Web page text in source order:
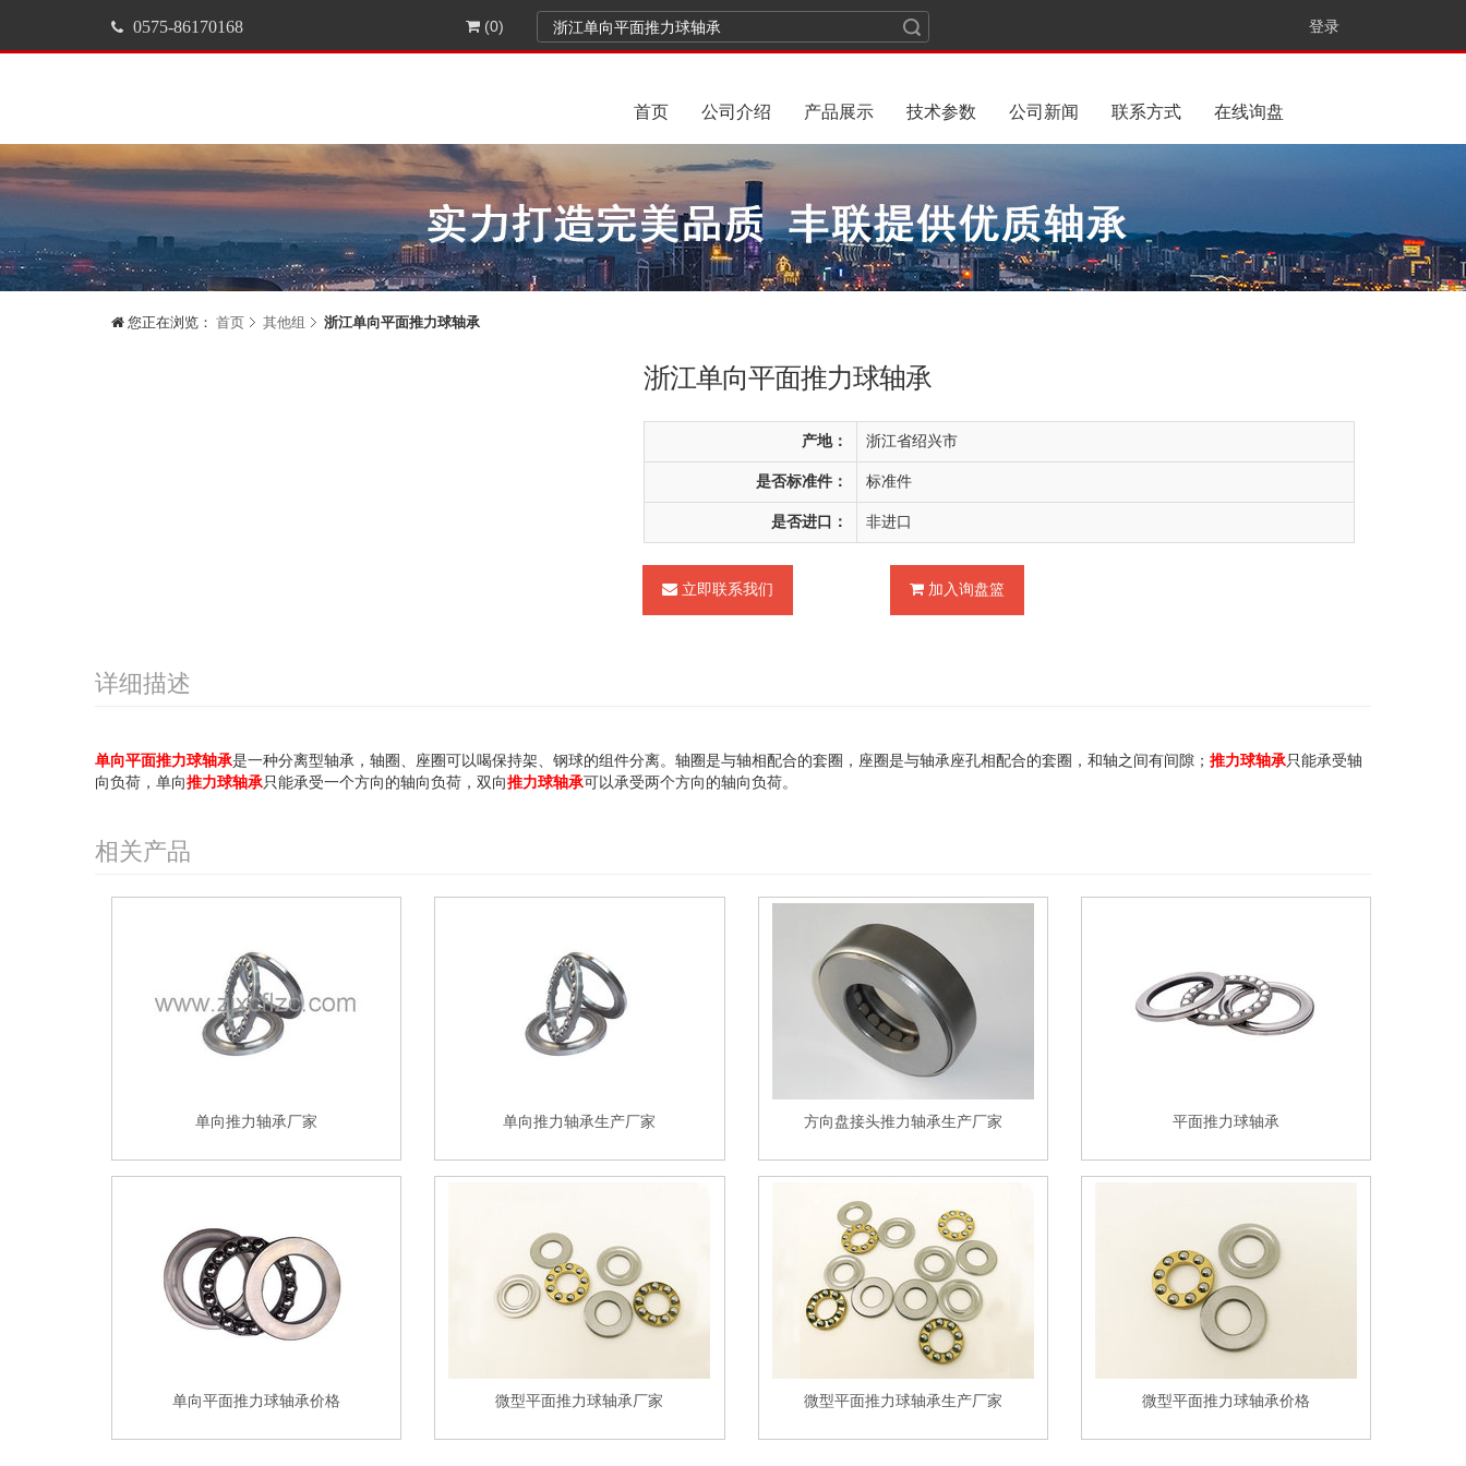
0575-86170168 (0) 登录
首页 公司介绍 产品展示 技术参数 公司新闻 联系方式 在线询盘
您正在浏览： 首页 其他组 浙江单向平面推力球轴承
浙江单向平面推力球轴承
产地： 浙江省绍兴市
是否标准件： 标准件
是否进口： 非进口
立即联系我们 加入询盘篮
详细描述
单向平面推力球轴承是一种分离型轴承，轴圈、座圈可以喝保持架、钢球的组件分离。轴圈是与轴相配合的套圈，座圈是与轴承座孔相配合的套圈，和轴之间有间隙； 推力球轴承只能承受轴
向负荷，单向推力球轴承只能承受一个方向的轴向负荷，双向推力球轴承可以承受两个方向的轴向负荷。
相关产品
单向推力轴承厂家 单向推力轴承生产厂家 方向盘接头推力轴承生产厂家 平面推力球轴承
单向平面推力球轴承价格 微型平面推力球轴承厂家 微型平面推力球轴承生产厂家 微型平面推力球轴承价格